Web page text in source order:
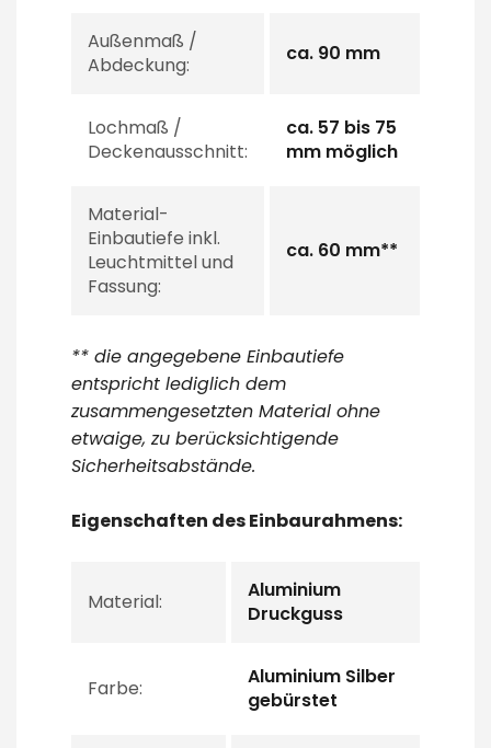
Außenmaß /
Abdeckung:
ca. 90 mm
Lochmaß /
Deckenausschnitt:
ca. 57 bis 75
mm möglich
Material-
Einbautiefe inkl.
Leuchtmittel und
Fassung:
ca. 60 mm**
** die angegebene Einbautiefe
entspricht lediglich dem
zusammengesetzten Material ohne
etwaige, zu berücksichtigende
Sicherheitsabstände.
Eigenschaften des Einbaurahmens:
Material:
Aluminium
Druckguss
Farbe:
Aluminium Silber
gebürstet